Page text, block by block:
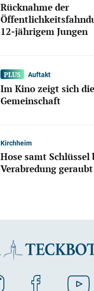
Rücknahme der
12-jährigem Jungen
Auftakt
Im Kino zeigt sich die
Gemeinschaft
Kirchheim
Hose samt Schlüssel
Verabredung geraubt